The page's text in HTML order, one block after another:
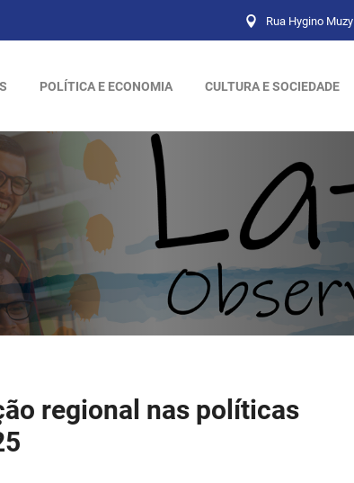
Rua Hygino
POLÍTICA E ECONOMIA CULTURA E SOCIEDADE
regional nas políticas